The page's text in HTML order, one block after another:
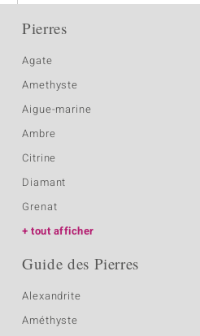
Pierres
Agate
Amethyste
Aigue-marine
Ambre
Citrine
Diamant
Grenat
tout afficher
Guide des Pierres
Alexandrite
Améthyste